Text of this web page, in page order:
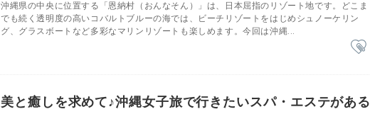
沖縄県の中央に位置する「恩納村（おんなそん）」は、日本屈指のリゾート地です。どこま
でも続く透明度の高いコバルトブルーの海では、ビーチリゾートをはじめシュノーケリン
グ、グラスボートなど多彩なマリンリゾートも楽しめます。今回は沖縄...
美と癒しを求めて♪沖縄女子旅で行きたいスパ・エステがある